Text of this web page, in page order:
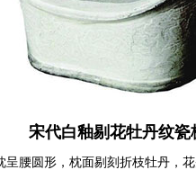
宋代白釉剔花牡丹纹瓷
呈腰圆形，枕面剔刻折枝牡丹，花